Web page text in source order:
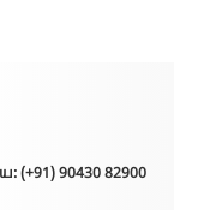
90430 82900